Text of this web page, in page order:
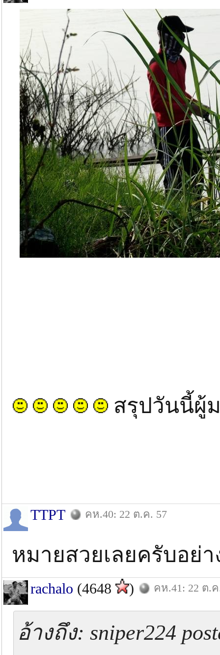
สรุปวันนี้ผู้
TTPT คห.40: 22 ต.ค. 57
หมายสวยเลยครับอย่
rachalo (4648 ) คห.41: 22 ต.
อ้างถึง: sniper224